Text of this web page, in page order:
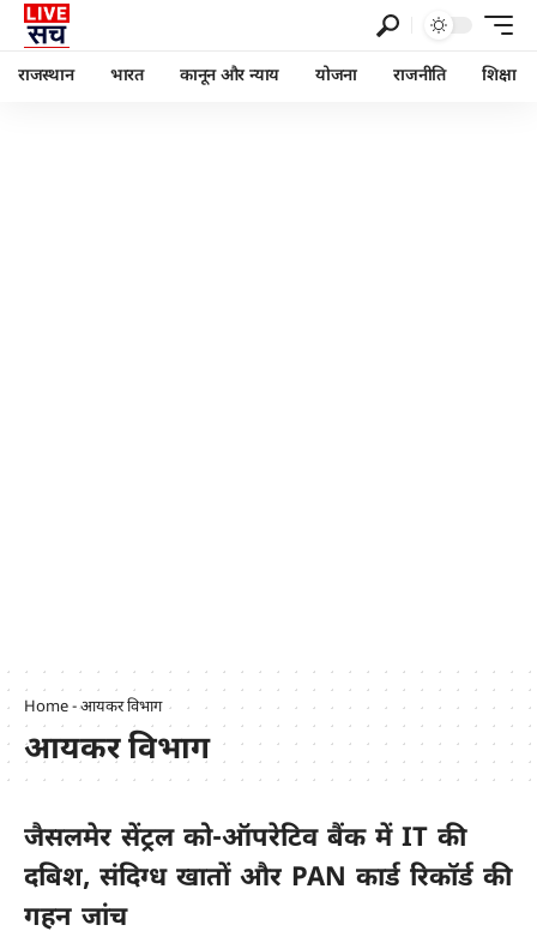
राजस्थान भारत कानून और न्याय योजना राजनीति शिक्षा
Home-आयकर विभाग
आयकर विभाग
जैसलमेर सेंट्रल को-ऑपरेटिव बैंक में IT की
दबिश, संदिग्ध खातों और PAN कार्ड रिकॉर्ड की
गहन जांच